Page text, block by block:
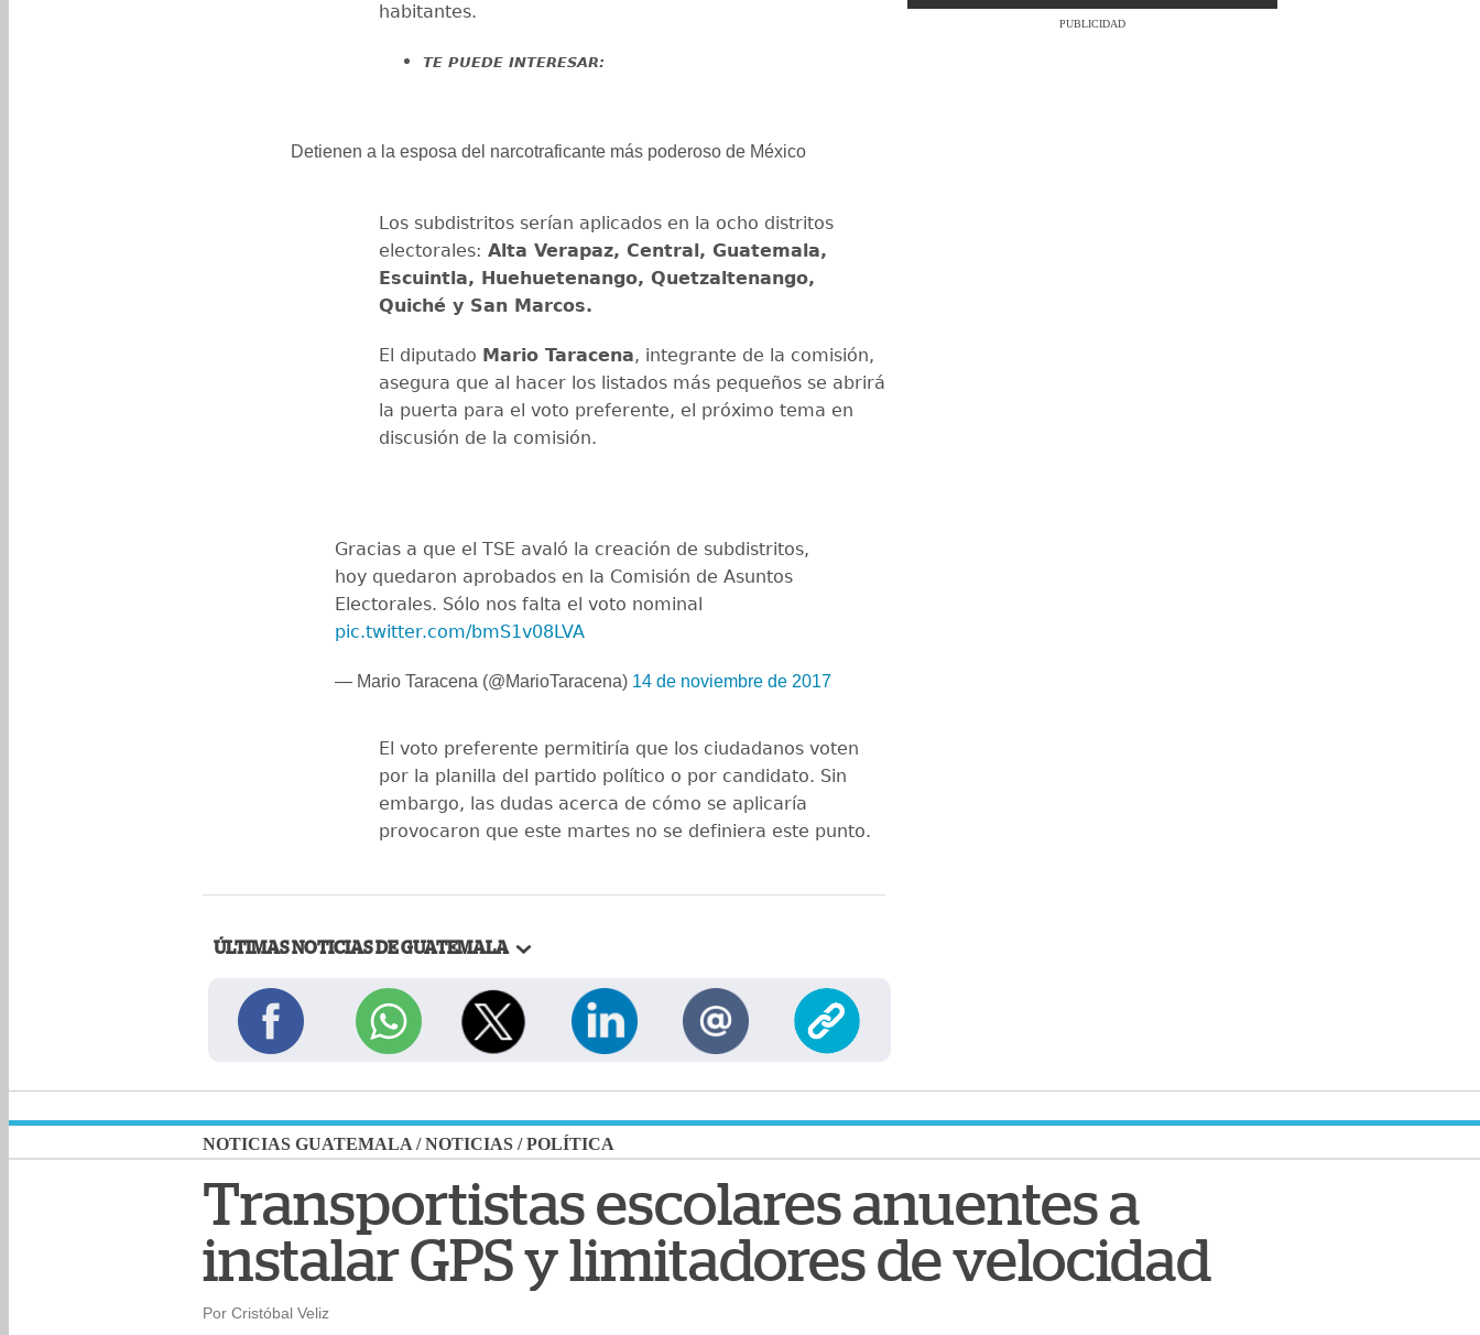
habitantes.
TE PUEDE INTERESAR:
Detienen a la esposa del narcotraficante más poderoso de México
Los subdistritos serían aplicados en la ocho distritos
electorales: Alta Verapaz, Central, Guatemala,
Escuintla, Huehuetenango, Quetzaltenango,
Quiché y San Marcos.
El diputado Mario Taracena, integrante de la comisión,
asegura que al hacer los listados más pequeños se abrirá
la puerta para el voto preferente, el próximo tema en
discusión de la comisión.
Gracias a que el TSE avaló la creación de subdistritos,
hoy quedaron aprobados en la Comisión de Asuntos
Electorales. Sólo nos falta el voto nominal
pic.twitter.com/bmS1v08LVA
— Mario Taracena (@MarioTaracena) 14 de noviembre de 2017
El voto preferente permitiría que los ciudadanos voten
por la planilla del partido político o por candidato. Sin
embargo, las dudas acerca de cómo se aplicaría
provocaron que este martes no se definiera este punto.
ÚLTIMAS NOTICIAS DE GUATEMALA
PUBLICIDAD
NOTICIAS GUATEMALA /NOTICIAS /POLÍTICA
Transportistas escolares anuentes a
instalar GPS y limitadores de velocidad
Por Cristóbal Veliz